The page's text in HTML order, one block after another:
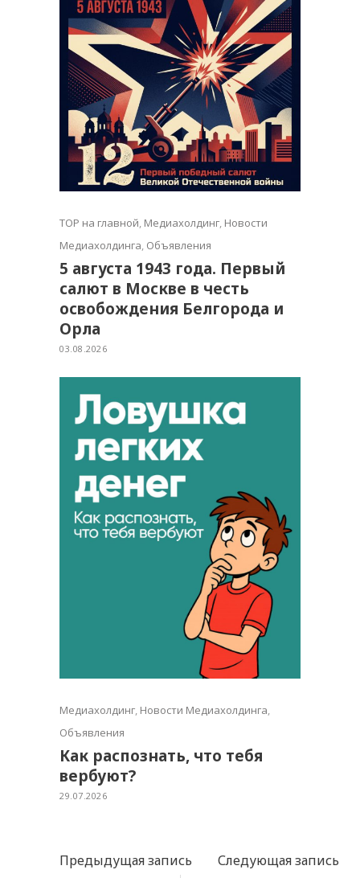
TOP на главной, Медиахолдинг, Новости
Медиахолдинга, Объявления
5 августа 1943 года. Первый
салют в Москве в честь
освобождения Белгорода и
Орла
03.08.2026
Медиахолдинг, Новости Медиахолдинга,
Объявления
Как распознать, что тебя
вербуют?
29.07.2026
Предыдущая запись
Следующая запись